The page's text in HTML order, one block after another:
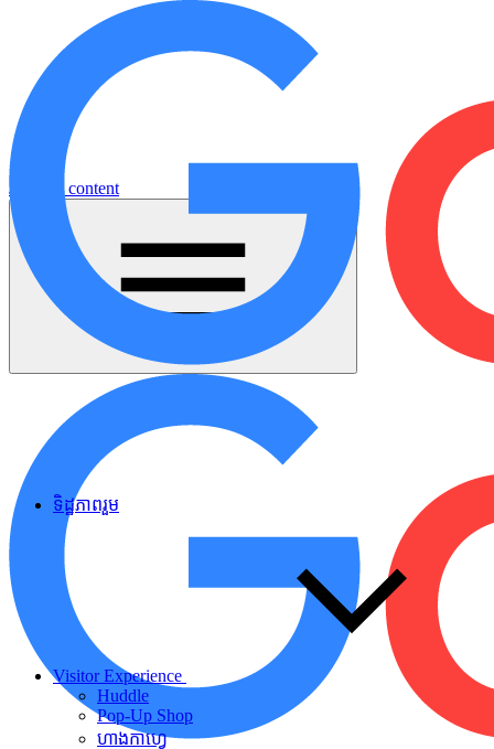
Jump to content
ទិដ្ឋភាពរួម
Visitor Experience
Huddle
Pop-Up Shop
ហាងកាហ្វេ